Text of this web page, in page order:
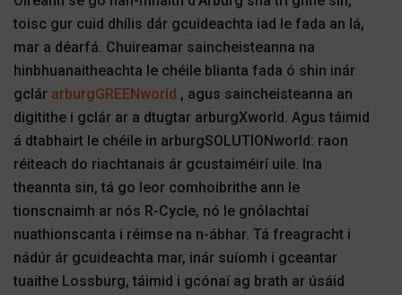
toisc gur cuid dhílis dár gcuideachta iad le fada an lá,
mar a déarfá. Chuireamar saincheisteanna na
hinbhuanaitheachta le chéile blianta fada ó shin inár
gclár arburgGREENworld , agus saincheisteanna an
digitithe i gclár ar a dtugtar arburgXworld. Agus táimid
á dtabhairt le chéile in arburgSOLUTIONworld: raon
réiteach do riachtanais ár gcustaiméirí uile. Ina
theannta sin, tá go leor comhoibrithe ann le
tionscnaimh ar nós R-Cycle, nó le gnólachtaí
nuathionscanta i réimse na n-ábhar. Tá freagracht i
nádúr ár gcuideachta mar, inár suíomh i gceantar
tuaithe Lossburg, táimid i gcónaí ag brath ar úsáid